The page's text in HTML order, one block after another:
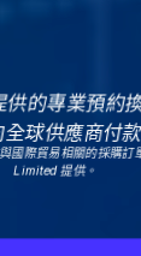
的專業預約
球供應商付
國際貿易相關的採購
Limited 提供。